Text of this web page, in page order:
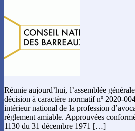
Réunie aujourd’hui, l’assemblée
décision à caractère normatif nº 2020-
intérieur national de la profession
règlement amiable. Approuvées
1130 du 31 décembre 1971 […]